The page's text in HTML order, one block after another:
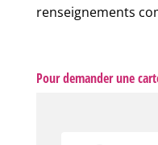
renseignements
Pour demander une